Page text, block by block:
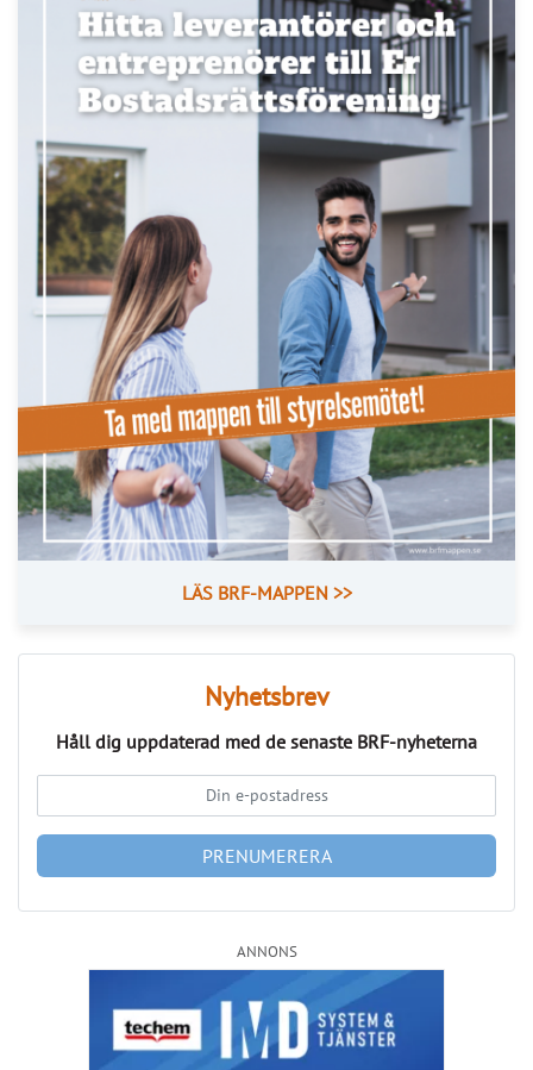
LÄS BRF-MAPPEN >>
Nyhetsbrev
Håll dig uppdaterad med de senaste BRF-nyheterna
PRENUMERERA
ANNONS